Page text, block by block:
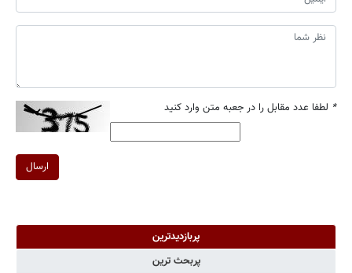
* لطفا عدد مقابل را در جعبه متن وارد کنید
ارسال
پربازدیدترین
پربحث ترین